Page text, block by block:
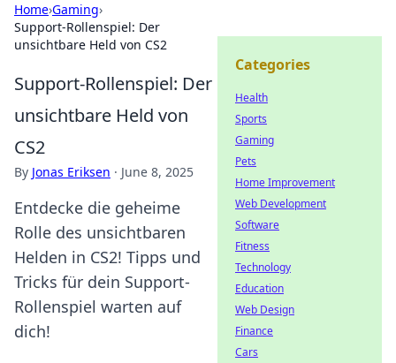
Home›Gaming›
Support-Rollenspiel: Der
unsichtbare Held von CS2
Support-Rollenspiel: Der
unsichtbare Held von
CS2
By Jonas Eriksen · June 8, 2025
Entdecke die geheime
Rolle des unsichtbaren
Helden in CS2! Tipps und
Tricks für dein Support-
Rollenspiel warten auf
dich!
Categories
Health
Sports
Gaming
Pets
Home Improvement
Web Development
Software
Fitness
Technology
Education
Web Design
Finance
Cars